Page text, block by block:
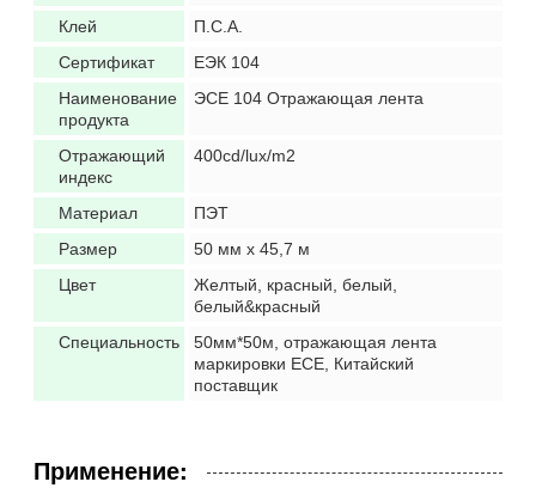
Клей
П.С.А.
Сертификат
ЕЭК 104
Наименование
продукта
ЭСЕ 104 Отражающая лента
Отражающий
индекс
400cd/lux/m2
Материал
ПЭТ
Размер
50 мм х 45,7 м
Цвет
Желтый, красный, белый,
белый&красный
Специальность
50мм*50м, отражающая лента
маркировки ECE, Китайский
поставщик
Применение: